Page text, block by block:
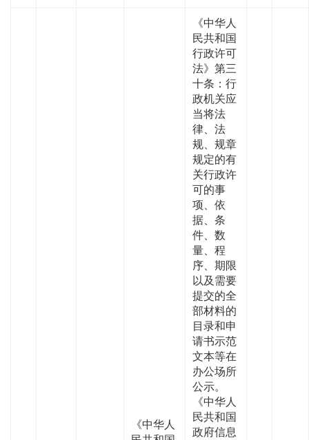
《中华人
《中华人
民共和国
行政许可
法》第三
十条：行
政机关应
当将法
律、法
规、规章
规定的有
关行政许
可的事
项、依
据、条
件、数
量、程
序、期限
以及需要
提交的全
部材料的
目录和申
请书示范
文本等在
办公场所
公示。
《中华人
民共和国
政府信息